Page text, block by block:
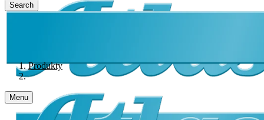
Search
Produkty
Menu